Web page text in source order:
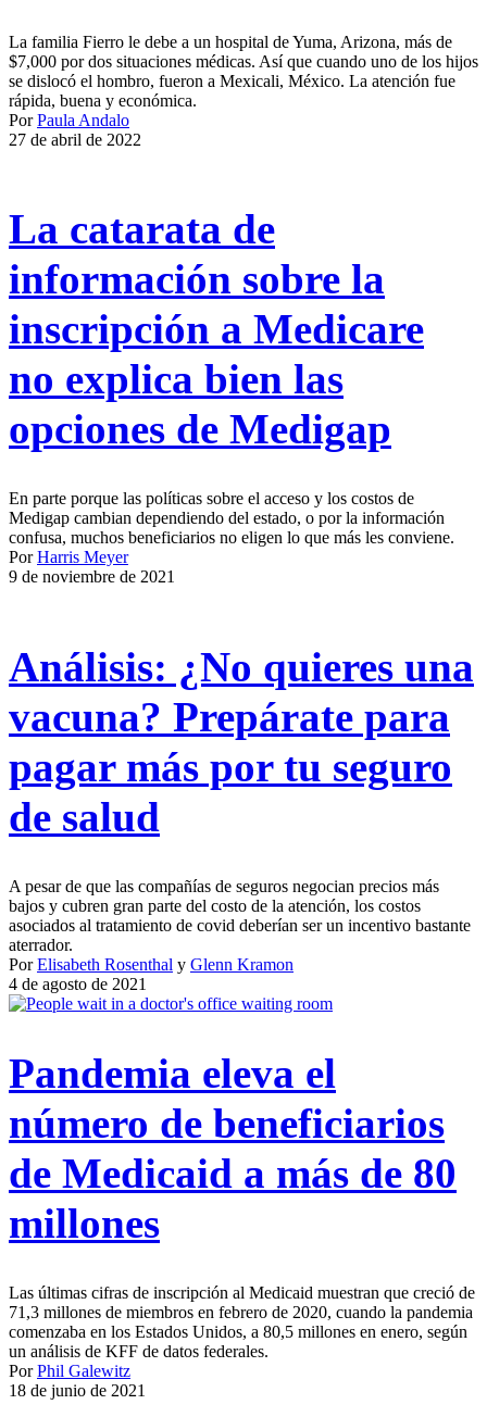
La familia Fierro le debe a un hospital de Yuma, Arizona, más de
$7,000 por dos situaciones médicas. Así que cuando uno de los hijos
se dislocó el hombro, fueron a Mexicali, México. La atención fue
rápida, buena y económica.
PorPaula Andalo
27 de abril de 2022
La catarata de
información sobre la
inscripción a Medicare
no explica bien las
opciones de Medigap
En parte porque las políticas sobre el acceso y los costos de
Medigap cambian dependiendo del estado, o por la información
confusa, muchos beneficiarios no eligen lo que más les conviene.
PorHarris Meyer
9 de noviembre de 2021
Análisis: ¿No quieres una
vacuna? Prepárate para
pagar más por tu seguro
de salud
A pesar de que las compañías de seguros negocian precios más
bajos y cubren gran parte del costo de la atención, los costos
asociados al tratamiento de covid deberían ser un incentivo bastante
aterrador.
PorElisabeth Rosenthal y Glenn Kramon
4 de agosto de 2021
Pandemia eleva el
número de beneficiarios
de Medicaid a más de 80
millones
Las últimas cifras de inscripción al Medicaid muestran que creció de
71,3 millones de miembros en febrero de 2020, cuando la pandemia
comenzaba en los Estados Unidos, a 80,5 millones en enero, según
un análisis de KFF de datos federales.
PorPhil Galewitz
18 de junio de 2021